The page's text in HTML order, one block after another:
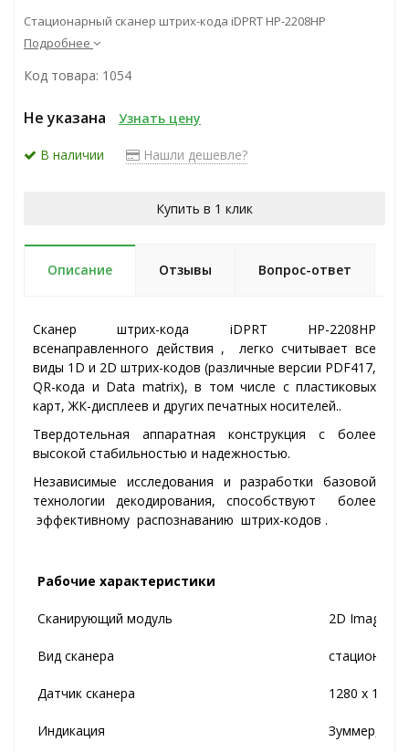
Стационарный сканер штрих-кода iDPRT HP-2208HP
Подробнее
Код товара: 1054
Не указана Узнать цену
В наличии Нашли дешевле?
Купить в 1 клик
Описание Отзывы Вопрос-ответ
Сканер штрих-кода iDPRT HP-2208HP
всенаправленного действия , легко считывает все
виды 1D и 2D штрих-кодов (различные версии PDF417,
QR-кода и Data matrix), в том числе с пластиковых
карт, ЖК-дисплеев и других печатных носителей..
Твердотельная аппаратная конструкция с более
высокой стабильностью и надежностью.
Независимые исследования и разработки базовой
технологии декодирования, способствуют более
эффективному распознаванию штрих-кодов .
Рабочие характеристики
Сканирующий модуль 2D Imager
Вид сканера
Датчик сканера 1280 x 1080
Индикация Зуммер,